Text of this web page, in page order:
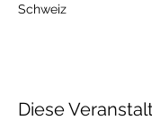
Schweiz
Diese